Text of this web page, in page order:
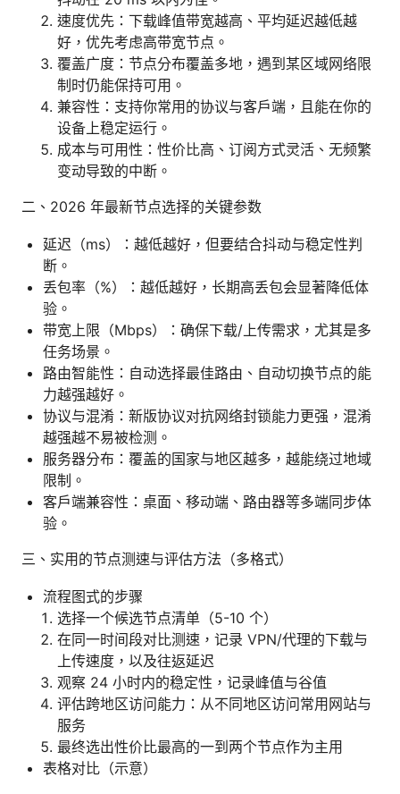
速度优先：下载峰值带宽越高、平均延迟越低越
好，优先考虑高带宽节点。
覆盖广度：节点分布覆盖多地，遇到某区域网络限
制时仍能保持可用。
兼容性：支持你常用的协议与客户端，且能在你的
设备上稳定运行。
成本与可用性：性价比高、订阅方式灵活、无频繁
变动导致的中断。
二、2026 年最新节点选择的关键参数
延迟（ms）：越低越好，但要结合抖动与稳定性判
断。
丢包率（%）：越低越好，长期高丢包会显著降低体
验。
带宽上限（Mbps）：确保下载/上传需求，尤其是多
任务场景。
路由智能性：自动选择最佳路由、自动切换节点的能
力越强越好。
协议与混淆：新版协议对抗网络封锁能力更强，混淆
越强越不易被检测。
服务器分布：覆盖的国家与地区越多，越能绕过地域
限制。
客户端兼容性：桌面、移动端、路由器等多端同步体
验。
三、实用的节点测速与评估方法（多格式）
流程图式的步骤
选择一个候选节点清单（5-10 个）
在同一时间段对比测速，记录 VPN/代理的下载与
上传速度，以及往返延迟
观察 24 小时内的稳定性，记录峰值与谷值
评估跨地区访问能力：从不同地区访问常用网站与
服务
最终选出性价比最高的一到两个节点作为主用
表格对比（示意）